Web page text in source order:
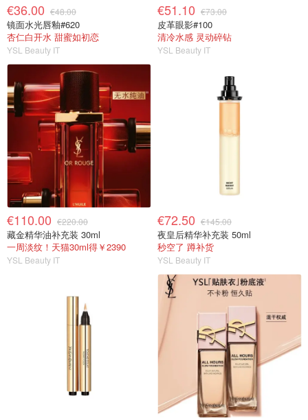
€36.00 €48.00
镜面水光唇釉#620
杏仁白开水 甜蜜如初恋
YSL Beauty IT
€51.10 €73.00
皮革眼影#100
清冷水感 灵动碎钻
YSL Beauty IT
€110.00 €220.00
藏金精华油补充装 30ml
一周淡纹！天猫30ml得￥2390
YSL Beauty IT
€72.50 €145.00
夜皇后精华补充装 50ml
秒空了 蹲补货
YSL Beauty IT